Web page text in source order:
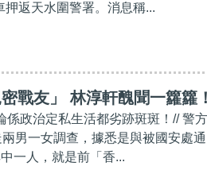
返天水圍警署。消息稱...
密戰友」 林淳軒醜聞一籮籮
政治定私生活都劣跡斑斑！// 警方
男一女調查，據悉是與被國安處通
一人，就是前「香...